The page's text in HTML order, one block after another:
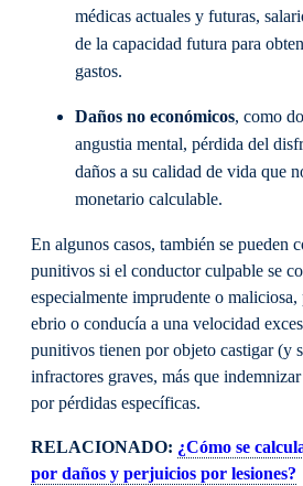
médicas actuales y futuras,
de la capacidad futura para
gastos.
Daños no económicos, como
angustia mental, pérdida del
daños a su calidad de vida que
monetario calculable.
En algunos casos, también se pueden
punitivos si el conductor culpable se
especialmente imprudente o
ebrio o conducía a una velocidad
punitivos tienen por objeto castigar (y
infractores graves, más que
por pérdidas específicas.
RELACIONADO: ¿Cómo se
por daños y perjuicios por lesiones?